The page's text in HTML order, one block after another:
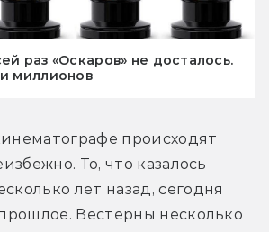
раз «Оскаров» не досталось.
миллионов
происходят
То, что казалось
лет назад, сегодня
Вестерны несколько